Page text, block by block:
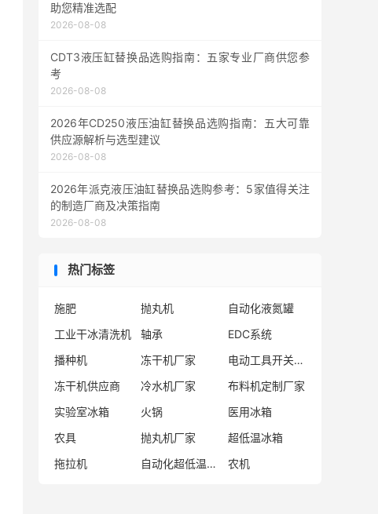
助您精准选配
2026-08-08
CDT3液压缸替换品选购指南：五家专业厂商供您参
考
2026-08-08
2026年CD250液压油缸替换品选购指南：五大可靠
供应源解析与选型建议
2026-08-08
2026年派克液压油缸替换品选购参考：5家值得关注
的制造厂商及决策指南
2026-08-08
热门标签
施肥 抛丸机
自动化液氮罐
工业干冰清洗机
轴承
EDC系统
播种机
冻干机厂家
电动工具开关厂家
冻干机供应商
冷水机厂家
布料机定制厂家
实验室冰箱
火锅
医用冰箱
农具
抛丸机厂家
超低温冰箱
拖拉机
自动化超低温存储系统厂家 农机